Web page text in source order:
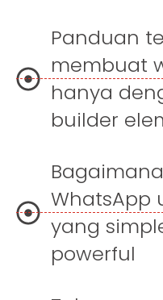
Panduan
membuat
hanya
builder
WhatsApp
yang
powerful